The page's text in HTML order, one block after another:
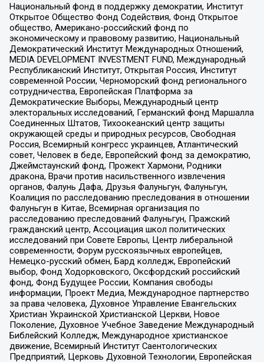
Национальный фонд в поддержку демократии, Институт
Открытое Общество Фонд Содействия, Фонд Открытое
общество, Американо-российский фонд по
экономическому и правовому развитию, Национальный
Демократический Институт Международных Отношений,
MEDIA DEVELOPMENT INVESTMENT FUND, Международный
Республиканский Институт, Открытая Россия, Институт
современной России, Черноморский фонд регионального
сотрудничества, Европейская Платформа за
Демократические Выборы, Международный центр
электоральных исследований, Германский фонд Маршалла
Соединенных Штатов, Тихоокеанский центр защиты
окружающей среды и природных ресурсов, Свободная
Россия, Всемирный конгресс украинцев, Атлантический
совет, Человек в беде, Европейский фонд за демократию,
Джеймстаунский фонд, Прожект Хармони, Родники
дракона, Врачи против насильственного извлечения
органов, Фалунь Дафа, Друзья Фалуньгун, Фалуньгун,
Коалиция по расследованию преследования в отношении
Фалуньгун в Китае, Всемирная организация по
расследованию преследований Фалуньгун, Пражский
гражданский центр, Ассоциация школ политических
исследований при Совете Европы, Центр либеральной
современности, Форум русскоязычных европейцев,
Немецко-русский обмен, Бард колледж, Европейский
выбор, Фонд Ходорковского, Оксфордский российский
фонд, Фонд Будущее России, Компания свободы
информации, Проект Медиа, Международное партнерство
за права человека, Духовное Управление Евангельских
Христиан Украинской Христианской Церкви, Новое
Поколение, Духовное Учебное Заведение Международный
Библейский Колледж, Международное христианское
движение, Всемирный Институт Саентологических
Предприятий, Церковь Духовной Технологии, Европейская